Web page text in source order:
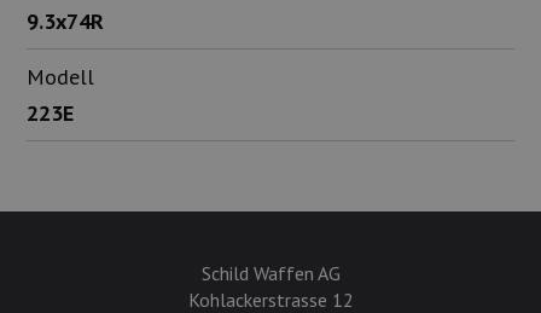
9.3x74R
Modell
223E
Schild Waffen AG
Kohlackerstrasse 12